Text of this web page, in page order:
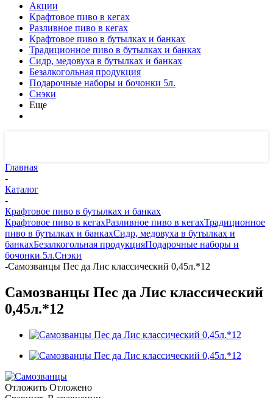
Акции
Крафтовое пиво в кегах
Разливное пиво в кегах
Крафтовое пиво в бутылках и банках
Традиционное пиво в бутылках и банках
Сидр, медовуха в бутылках и банках
Безалкогольная продукция
Подарочные наборы и бочонки 5л.
Снэки
Еще
Главная
-
Каталог
-
Крафтовое пиво в бутылках и банках
Крафтовое пиво в кегахРазливное пиво в кегахТрадиционное
пиво в бутылках и банкахСидр, медовуха в бутылках и
банкахБезалкогольная продукцияПодарочные наборы и
бочонки 5л.Снэки
-Самозванцы Пес да Лис классический 0,45л.*12
Самозванцы Пес да Лис классический
0,45л.*12
Отложить Отложено